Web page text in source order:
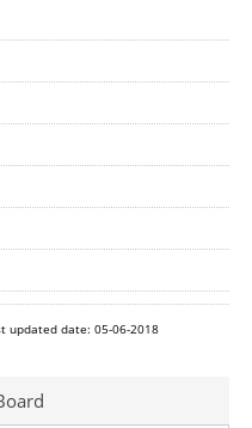
updated date: 05-06-2018